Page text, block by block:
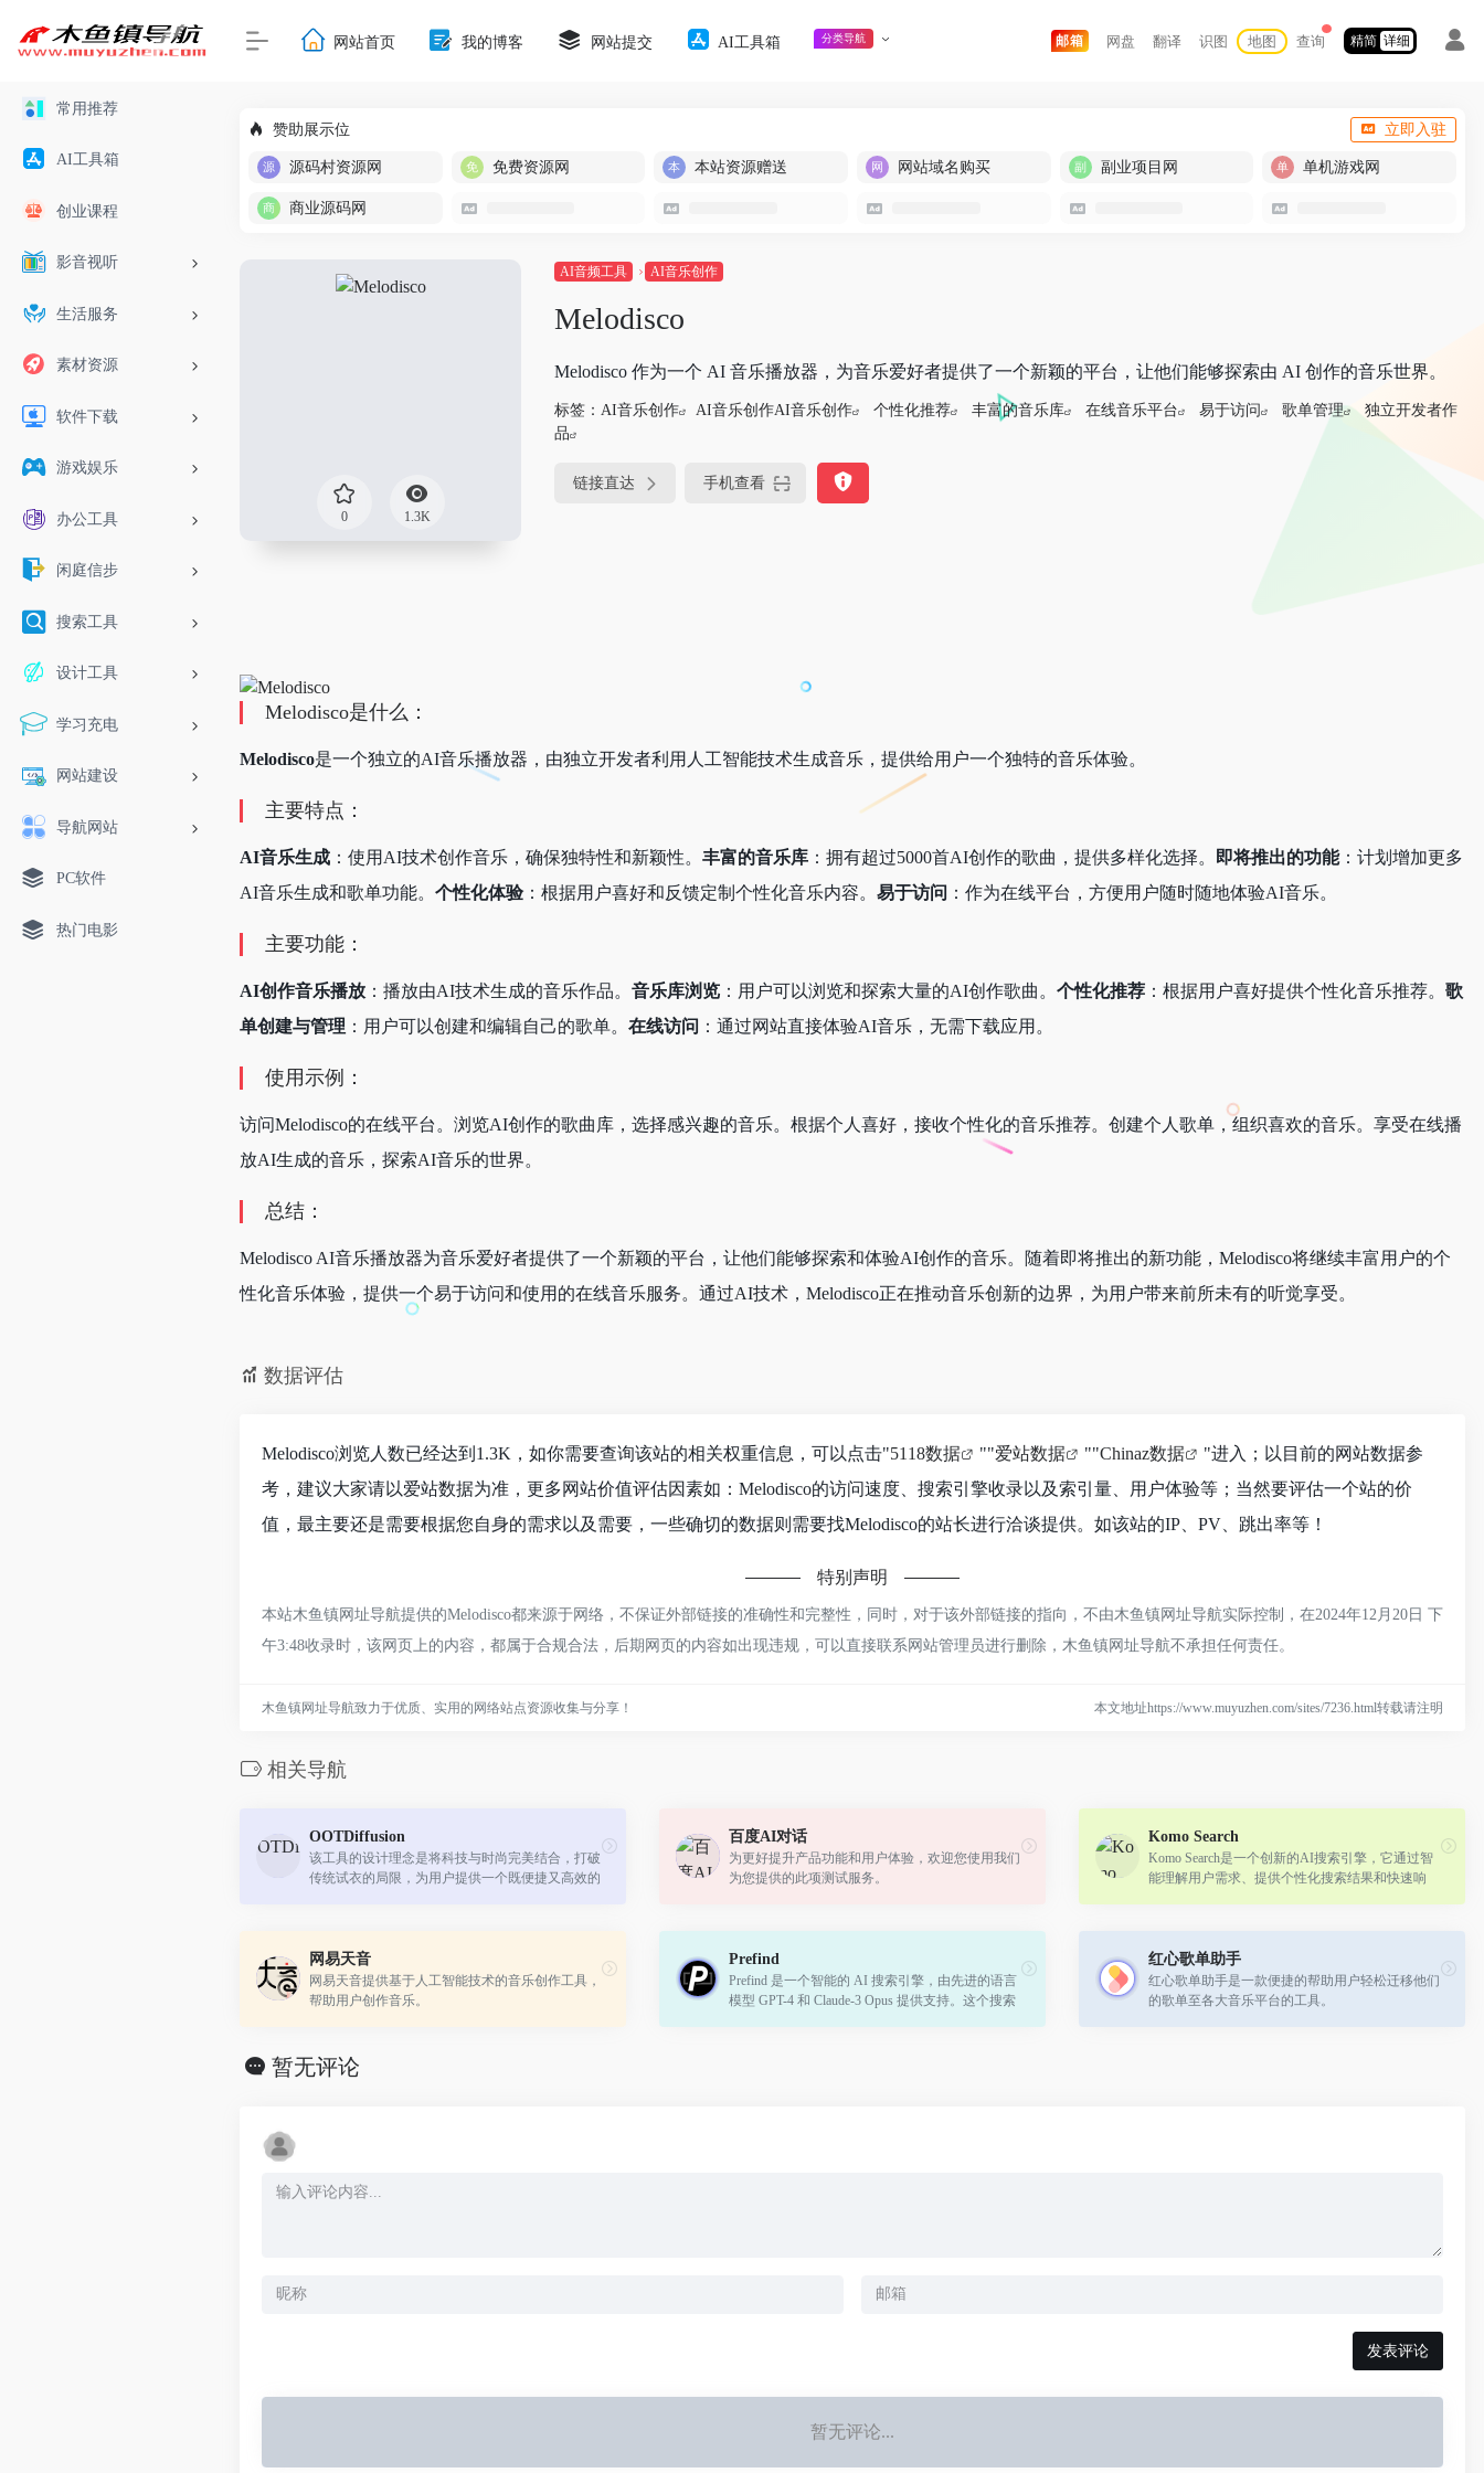
常用推荐
AI工具箱
创业课程
影音视听
生活服务
素材资源
软件下载
游戏娱乐
办公工具
闲庭信步
搜索工具
设计工具
学习充电
网站建设
导航网站
PC软件
热门电影
网站首页 我的博客 网站提交 AI工具箱 分类导航 邮箱 网盘 翻译 识图 地图 查询 精简 详细
赞助展示位 立即入驻
源码村资源网 免费资源网 本站资源赠送 网站域名购买 副业项目网 单机游戏网
商业源码网
0 1.3K
AI音频工具 AI音乐创作
Melodisco
Melodisco 作为一个 AI 音乐播放器，为音乐爱好者提供了一个新颖的平台，让他们能够探索由 AI 创作的音乐世界。
标签： AI音乐创作 AI音乐创作AI音乐创作 个性化推荐 丰富的音乐库 在线音乐平台 易于访问 歌单管理
独立开发者作
品
链接直达 手机查看
Melodisco是什么：
Melodisco是一个独立的AI音乐播放器，由独立开发者利用人工智能技术生成音乐，提供给用户一个独特的音乐体验。
主要特点：
AI音乐生成 ：使用AI技术创作音乐，确保独特性和新颖性。 丰富的音乐库 ：拥有超过5000首AI创作的歌曲，提供多样化选择。 即将推出的功能：计划增加更多
AI音乐生成和歌单功能。 个性化体验：根据用户喜好和反馈定制个性化音乐内容。 易于访问 ：作为在线平台，方便用户随时随地体验AI音乐。
主要功能：
AI创作音乐播放 ：播放由AI技术生成的音乐作品。 音乐库浏览 ：用户可以浏览和探索大量的AI创作歌曲。 个性化推荐 ：根据用户喜好提供个性化音乐推荐。 歌
单创建与管理 ：用户可以创建和编辑自己的歌单。 在线访问 ：通过网站直接体验AI音乐，无需下载应用。
使用示例：
访问Melodisco的在线平台。浏览AI创作的歌曲库，选择感兴趣的音乐。根据个人喜好，接收个性化的音乐推荐。创建个人歌单，组织喜欢的音乐。享受在线播
放AI生成的音乐，探索AI音乐的世界。
总结：
Melodisco AI音乐播放器为音乐爱好者提供了一个新颖的平台，让他们能够探索和体验AI创作的音乐。随着即将推出的新功能，Melodisco将继续丰富用户的个
性化音乐体验，提供一个易于访问和使用的在线音乐服务。通过AI技术，Melodisco正在推动音乐创新的边界，为用户带来前所未有的听觉享受。
数据评估
Melodisco浏览人数已经达到1.3K，如你需要查询该站的相关权重信息，可以点击"5118数据 ""爱站数据 ""Chinaz数据
"进入；以目前的网站数据参
考，建议大家请以爱站数据为准，更多网站价值评估因素如：Melodisco的访问速度、搜索引擎收录以及索引量、用户体验等；当然要评估一个站的价
值，最主要还是需要根据您自身的需求以及需要，一些确切的数据则需要找Melodisco的站长进行洽谈提供。如该站的IP、PV、跳出率等！
特别声明
本站木鱼镇网址导航提供的Melodisco都来源于网络，不保证外部链接的准确性和完整性，同时，对于该外部链接的指向，不由木鱼镇网址导航实际控制，在2024年12月20日 下
午3:48收录时，该网页上的内容，都属于合规合法，后期网页的内容如出现违规，可以直接联系网站管理员进行删除，木鱼镇网址导航不承担任何责任。
木鱼镇网址导航致力于优质、实用的网络站点资源收集与分享！ 本文地址https://www.muyuzhen.com/sites/7236.html转载请注明
相关导航
OOTDiffusion
该工具的设计理念是将科技与时尚完美结合，打破
传统试衣的局限，为用户提供一个既便捷又高效的
百度AI对话
为更好提升产品功能和用户体验，欢迎您使用我们
为您提供的此项测试服务。
Komo Search
Komo Search是一个创新的AI搜索引擎，它通过智
能理解用户需求、提供个性化搜索结果和快速响
网易天音
网易天音提供基于人工智能技术的音乐创作工具，
帮助用户创作音乐。
Prefind
Prefind 是一个智能的 AI 搜索引擎，由先进的语言
模型 GPT-4 和 Claude-3 Opus 提供支持。这个搜索
红心歌单助手
红心歌单助手是一款便捷的帮助用户轻松迁移他们
的歌单至各大音乐平台的工具。
暂无评论
发表评论
暂无评论...